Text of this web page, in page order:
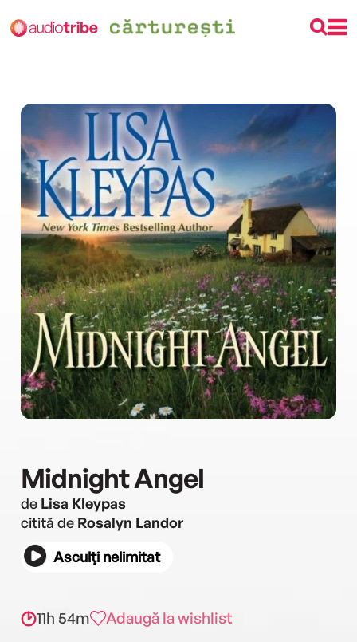
Midnight Angel
de Lisa Kleypas
citită de Rosalyn Landor
Asculți nelimitat
11h 54m Adaugă la wishlist